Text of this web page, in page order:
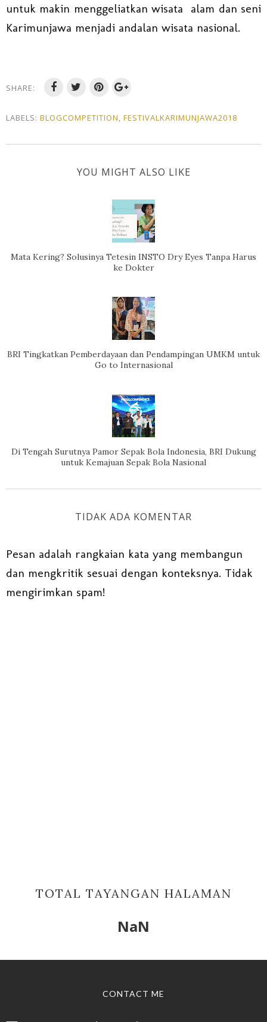
untuk makin menggeliatkan wisata alam dan seni
Karimunjawa menjadi andalan wisata nasional.
SHARE:
LABELS: BLOGCOMPETITION, FESTIVALKARIMUNJAWA2018
YOU MIGHT ALSO LIKE
Mata Kering? Solusinya Tetesin INSTO Dry Eyes Tanpa Harus
ke Dokter
BRI Tingkatkan Pemberdayaan dan Pendampingan UMKM untuk
Go to Internasional
Di Tengah Surutnya Pamor Sepak Bola Indonesia, BRI Dukung
untuk Kemajuan Sepak Bola Nasional
TIDAK ADA KOMENTAR
Pesan adalah rangkaian kata yang membangun
dan mengkritik sesuai dengan konteksnya. Tidak
mengirimkan spam!
TOTAL TAYANGAN HALAMAN
NaN
CONTACT ME